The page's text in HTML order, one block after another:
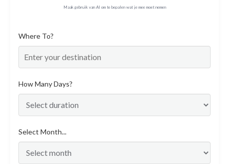
Maak gebruik van AI om te bepalen wat je mee moet nemen
Where To?
How Many Days?
Select Month...